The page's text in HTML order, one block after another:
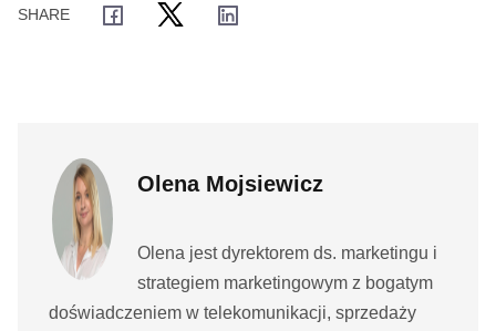
Olena Mojsiewicz
Olena jest dyrektorem ds. marketingu i
strategiem marketingowym z bogatym
doświadczeniem w telekomunikacji, sprzedaży